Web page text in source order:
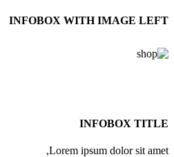
INFOBOX WITH IMAGE LEFT
INFOBOX TITLE
Lorem ipsum dolor sit amet,